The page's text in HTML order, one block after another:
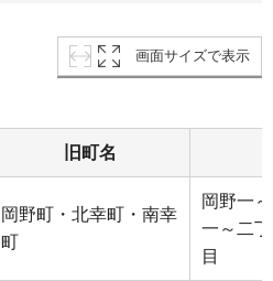
画面サイズで表示
旧町名
岡野町・北幸町・南幸
町
岡野一
一～二
目